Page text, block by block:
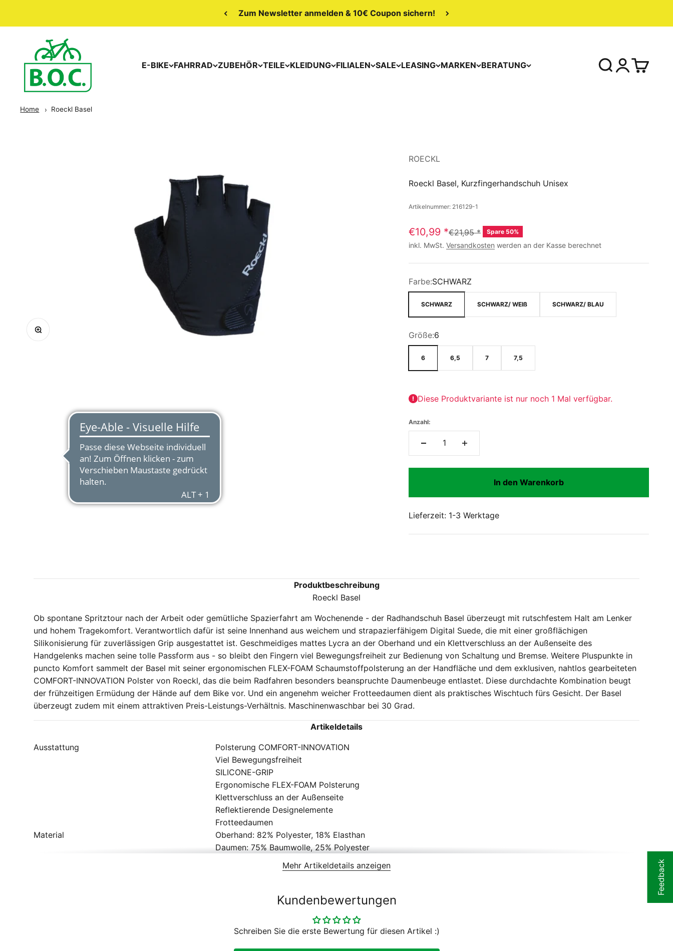
Zum Newsletter anmelden & 10€ Coupon sichern!
E-BIKE FAHRRAD ZUBEHÖR TEILE KLEIDUNG FILIALEN SALE LEASING MARKEN BERATUNG
Home Roeckl Basel
ROECKL
Roeckl Basel, Kurzfingerhandschuh Unisex
Artikelnummer: 216129-1
€10,99 *€21,95* Spare 50%
inkl. MwSt. Versandkosten werden an der Kasse berechnet
Farbe:SCHWARZ
SCHWARZ SCHWARZ/ WEIß SCHWARZ/ BLAU
Größe:6
6 6,5 7 7,5
Diese Produktvariante ist nur noch 1 Mal verfügbar.
Anzahl:
In den Warenkorb
Lieferzeit: 1-3 Werktage
Produktbeschreibung
Roeckl Basel
Ob spontane Spritztour nach der Arbeit oder gemütliche Spazierfahrt am Wochenende - der Radhandschuh Basel überzeugt mit rutschfestem Halt am Lenker
und hohem Tragekomfort. Verantwortlich dafür ist seine Innenhand aus weichem und strapazierfähigem Digital Suede, die mit einer großflächigen
Silikonisierung für zuverlässigen Grip ausgestattet ist. Geschmeidiges mattes Lycra an der Oberhand und ein Klettverschluss an der Außenseite des
Handgelenks machen seine tolle Passform aus - so bleibt den Fingern viel Bewegungsfreiheit zur Bedienung von Schaltung und Bremse. Weitere Pluspunkte in
puncto Komfort sammelt der Basel mit seiner ergonomischen FLEX-FOAM Schaumstoffpolsterung an der Handfläche und dem exklusiven, nahtlos gearbeiteten
COMFORT-INNOVATION Polster von Roeckl, das die beim Radfahren besonders beanspruchte Daumenbeuge entlastet. Diese durchdachte Kombination beugt
der frühzeitigen Ermüdung der Hände auf dem Bike vor. Und ein angenehm weicher Frotteedaumen dient als praktisches Wischtuch fürs Gesicht. Der Basel
überzeugt zudem mit einem attraktiven Preis-Leistungs-Verhältnis. Maschinenwaschbar bei 30 Grad.
Artikeldetails
Ausstattung
Polsterung COMFORT-INNOVATION
Viel Bewegungsfreiheit
SILICONE-GRIP
Ergonomische FLEX-FOAM Polsterung
Klettverschluss an der Außenseite
Reflektierende Designelemente
Frotteedaumen
Material
Oberhand: 82% Polyester, 18% Elasthan
Daumen: 75% Baumwolle, 25% Polyester
Innenhand: 100% Polyester
Sommer
Mehr Artikeldetails anzeigen
Kundenbewertungen
Schreiben Sie die erste Bewertung für diesen Artikel :)
Feedback